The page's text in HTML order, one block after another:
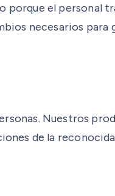
el personal
necesarios para
Nuestros
de la